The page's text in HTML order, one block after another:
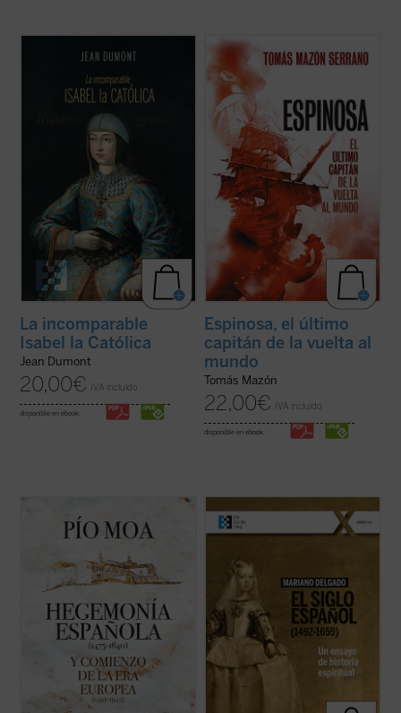
Dumont nos sumerge en la época de Isabel
inteligencia, astucia y determinación, que
supo afrontar los desafíos de su época y
La incomparable
Isabel la Católica
Jean Dumont
20,00€ IVA incluido
disponible en ebook:
Tomás Mazón nos ofrece esta biografía,
fruto de un estudio exhaustivo, del capitán
Gonzalo Gómez de Espinosa, un hombre
fiel a su rey, a su patria, a sus compañeros
y a sus amigos, uno de los personajes más
relevantes de la expedición y, ...
(ver ficha)
Espinosa, el último
capitán de la vuelta al
mundo
Tomás Mazón
22,00€ IVA incluido
disponible en ebook:
Punto esencial del libro es la concepción de
la época como comienzo de la que puede
llamarse la «Era Europea», en la que el
especialmente de España, Francia e
Inglaterra, países sucesivamente
hegemónicos, ...
(ver ficha)
Si hablamos de un largo «Siglo Español»
entre 1492-1659, lo hacemos conscientes
de que el principio y el final de esas épocas
se caracteriza por prestar ...